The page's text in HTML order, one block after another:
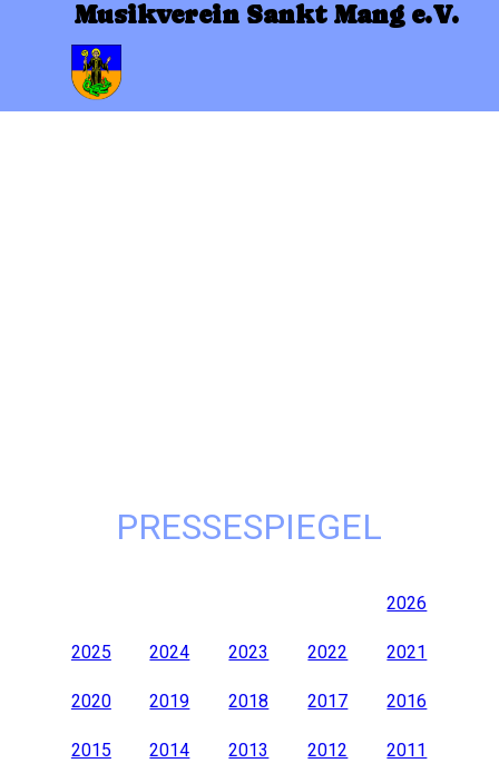
Direkt zum Seiteninhalt
Musikverein Sankt Mang e.V.
Menü überspringen
PRESSESPIEGEL
2026
2025 2024 2023 2022 2021
2020 2019 2018 2017 2016
2015 2014 2013 2012 2011